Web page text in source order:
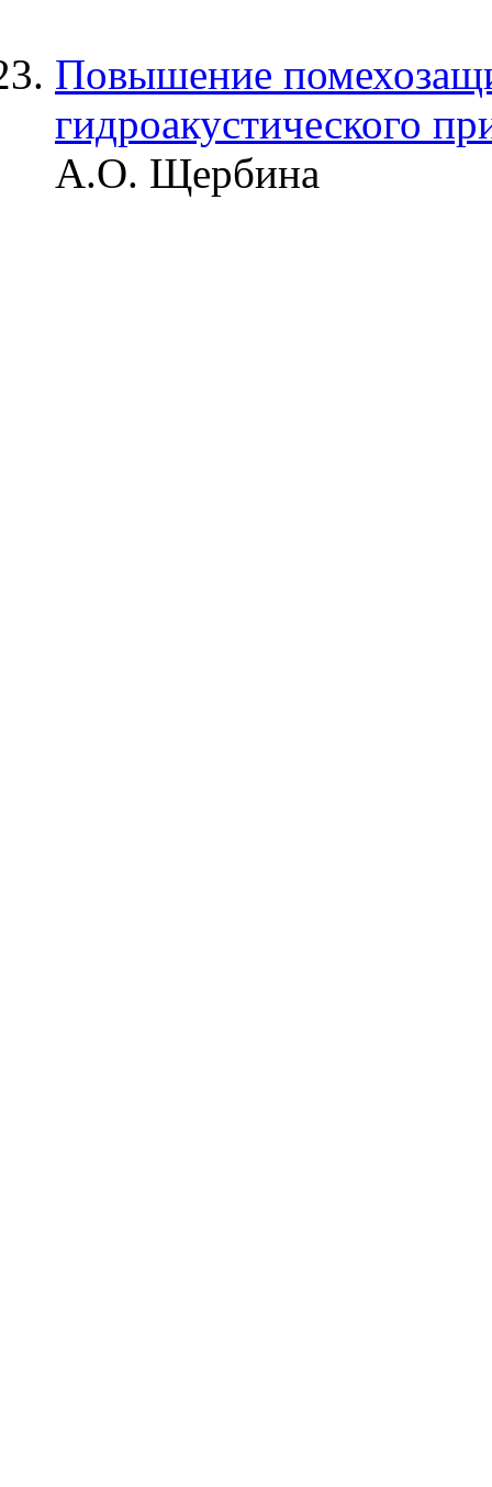
Повышение
гидроакустического
А.О. Щербина